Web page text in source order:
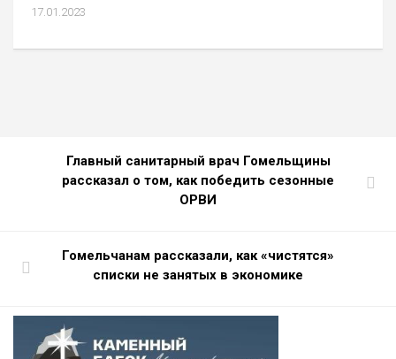
17.01.2023
Главный санитарный врач Гомельщины
рассказал о том, как победить сезонные
ОРВИ
Гомельчанам рассказали, как «чистятся»
списки не занятых в экономике